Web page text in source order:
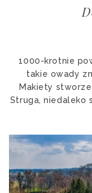
1000-krotnie
takie owady
Makiety
Struga, niedaleko